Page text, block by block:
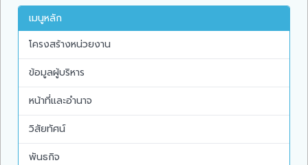
เมนูหลัก
โครงสร้างหน่วยงาน
ข้อมูลผู้บริหาร
หน้าที่และอำนาจ
วิสัยทัศน์
พันธกิจ